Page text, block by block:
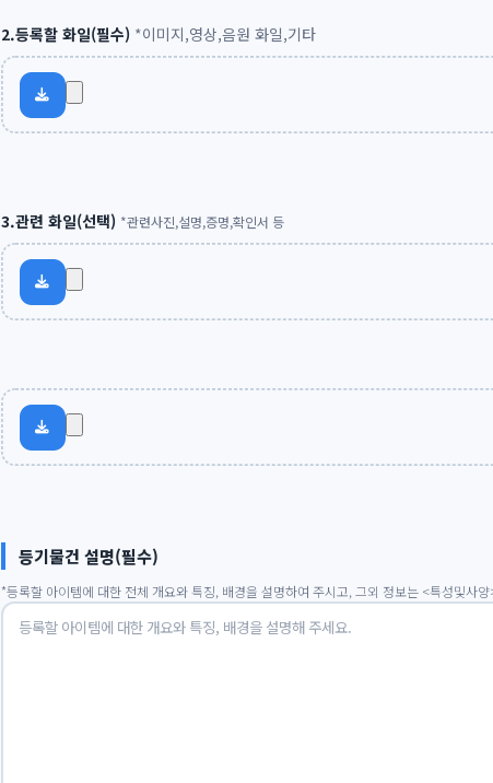
2.등록할 화일(필수) *이미지,영상,음원 화일,기타
3.관련 화일(선택) *관련사진,설명,증명,확인서 등
등기물건 설명(필수)
*등록할 아이템에 대한 전체 개요와 특징, 배경을 설명하여 주시고, 그외 정보는 <특성및사